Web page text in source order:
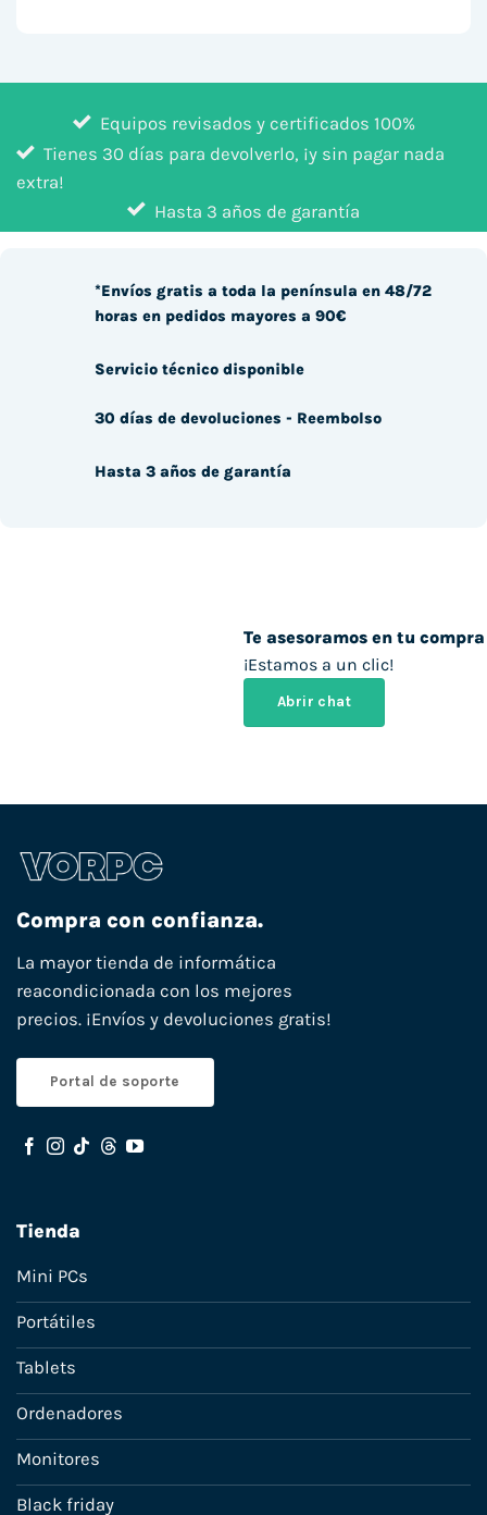
Equipos revisados y certificados 100%
Tienes 30 días para devolverlo, ¡y sin pagar nada
extra!
Hasta 3 años de garantía
Te asesoramos en tu compra
¡Estamos a un clic!
Abrir chat
*Envíos gratis a toda la península en 48/72
horas en pedidos mayores a 90€
Servicio técnico disponible
30 días de devoluciones - Reembolso
Hasta 3 años de garantía
Compra con confianza.
La mayor tienda de informática
reacondicionada con los mejores
precios. ¡Envíos y devoluciones gratis!
Portal de soporte
Tienda
Mini PCs
Portátiles
Tablets
Ordenadores
Monitores
Black friday